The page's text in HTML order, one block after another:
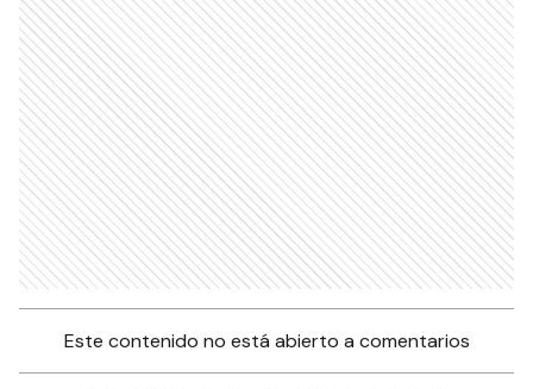
Este contenido no está abierto a comentarios